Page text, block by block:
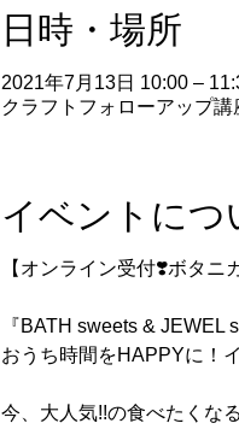
日時・場所
2021年7月13日 10:00 –
クラフトフォローアップ講
イベントにつ
【オンライン受付❣️ボタニ
『BATH sweets & JEWEL
おうち時間をHAPPYに！
今、大人気!!の食べたくな